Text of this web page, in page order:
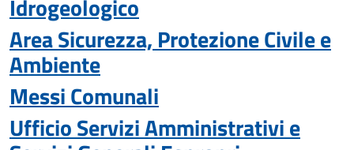
Idrogeologico
Area Sicurezza, Protezione Civile e
Ambiente
Messi Comunali
Ufficio Servizi Amministrativi e